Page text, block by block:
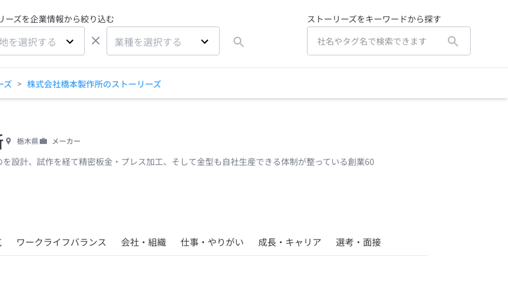
ーズを企業情報から絞り込む
を選択する × 業種を選択する
ストーリーズをキーワードから探す
ズ > 株式会社橋本製作所のストーリーズ
栃木県 メーカー
設計、試作を経て精密板金・プレス加工、そして金型も自社生産できる体制が整っている創業60
ワークライフバランス 会社・組織 仕事・やりがい 成長・キャリア 選考・面接